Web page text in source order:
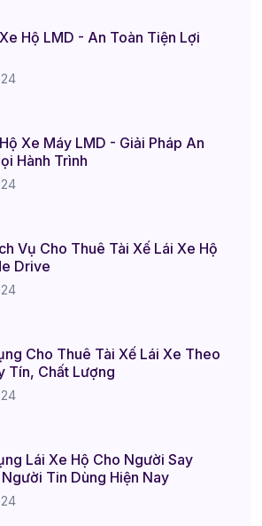
Hộ LMD - An Toàn Tiện Lợi
Xe Máy LMD - Giải Pháp An
Hành Trình
Vụ Cho Thuê Tài Xế Lái Xe Hộ
Drive
Cho Thuê Tài Xế Lái Xe Theo
Tín, Chất Lượng
Lái Xe Hộ Cho Người Say
Tin Dùng Hiện Nay